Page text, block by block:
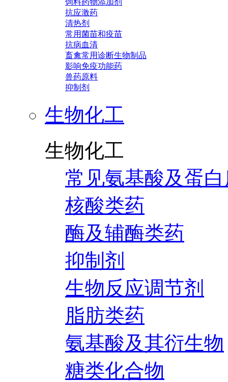
饲料药物添加剂
抗应激药
清热剂
常用菌苗和疫苗
抗病血清
畜禽常用诊断生物制品
影响免疫功能药
兽药原料
抑制剂
生物化工
生物化工
常见氨基酸及蛋
核酸类药
酶及辅酶类药
抑制剂
生物反应调节剂
脂肪类药
氨基酸及其衍生物
糖类化合物